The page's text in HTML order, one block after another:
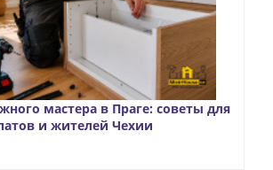
мастера в Праге: советы для
и жителей Чехии